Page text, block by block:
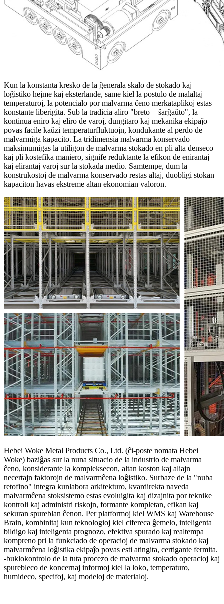
Kun la konstanta kresko de la ĝenerala skalo de stokado kaj
loĝistiko hejme kaj eksterlande, same kiel la postulo de malaltaj
temperaturoj, la potencialo por malvarma ĉeno merkataplikoj estas
konstante liberigita. Sub la tradicia aliro "breto + ŝarĝaŭto", la
kontinua eniro kaj eliro de varoj, dungitaro kaj mekanika ekipaĵo
povas facile kaŭzi temperaturfluktuojn, kondukante al perdo de
malvarmiga kapacito. La tridimensia malvarma konservado
maksimumigas la utiligon de malvarma stokado en pli alta denseco
kaj pli kostefika maniero, signife reduktante la efikon de enirantaj
kaj elirantaj varoj sur la stokada medio. Samtempe, dum la
konstrukostoj de malvarma konservado restas altaj, duobligi stokan
kapaciton havas ekstreme altan ekonomian valoron.
Hebei Woke Metal Products Co., Ltd. (ĉi-poste nomata Hebei
Woke) baziĝas sur la nuna situacio de la industrio de malvarma
ĉeno, konsiderante la kompleksecon, altan koston kaj aliajn
necertajn faktorojn de malvarmĉena loĝistiko. Surbaze de la "nuba
retofino" integra kunlabora arkitekturo, kvardirekta naveda
malvarmĉena stoksistemo estas evoluigita kaj dizajnita por teknike
kontroli kaj administri riskojn, formante kompletan, efikan kaj
sekuran spureblan ĉenon. Per platformoj kiel WMS kaj Warehouse
Brain, kombinitaj kun teknologioj kiel cifereca ĝemelo, inteligenta
bildigo kaj inteligenta prognozo, efektiva spurado kaj realtempa
kompreno pri la funkciado de operacioj de malvarma stokado kaj
malvarmĉena loĝistika ekipaĵo povas esti atingita, certigante fermita.
-buklokontrolo de la tuta procezo de malvarma stokado operacioj kaj
spurebleco de koncernaj informoj kiel la loko, temperaturo,
humideco, specifoj, kaj modeloj de materialoj.